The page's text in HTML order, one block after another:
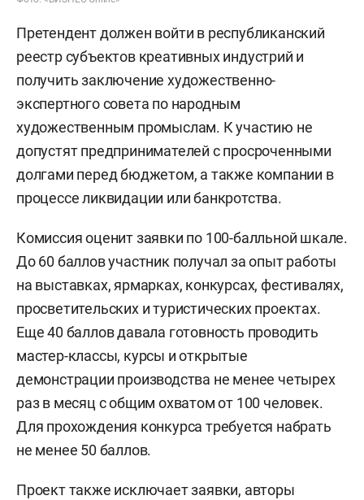
Претендент должен войти в республиканский
реестр субъектов креативных индустрий и
получить заключение художественно-
экспертного совета по народным
художественным промыслам. К участию не
допустят предпринимателей с просроченными
долгами перед бюджетом, а также компании в
процессе ликвидации или банкротства.
Комиссия оценит заявки по 100-балльной шкале.
До 60 баллов участник получал за опыт работы
на выставках, ярмарках, конкурсах, фестивалях,
просветительских и туристических проектах.
Еще 40 баллов давала готовность проводить
мастер-классы, курсы и открытые
демонстрации производства не менее четырех
раз в месяц с общим охватом от 100 человек.
Для прохождения конкурса требуется набрать
не менее 50 баллов.
Проект также исключает заявки, авторы